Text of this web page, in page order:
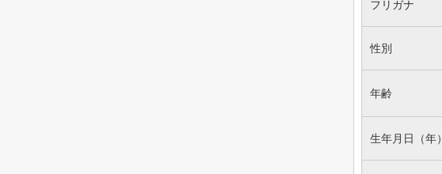
フリガナ
性別
年齢
生年月日（年）